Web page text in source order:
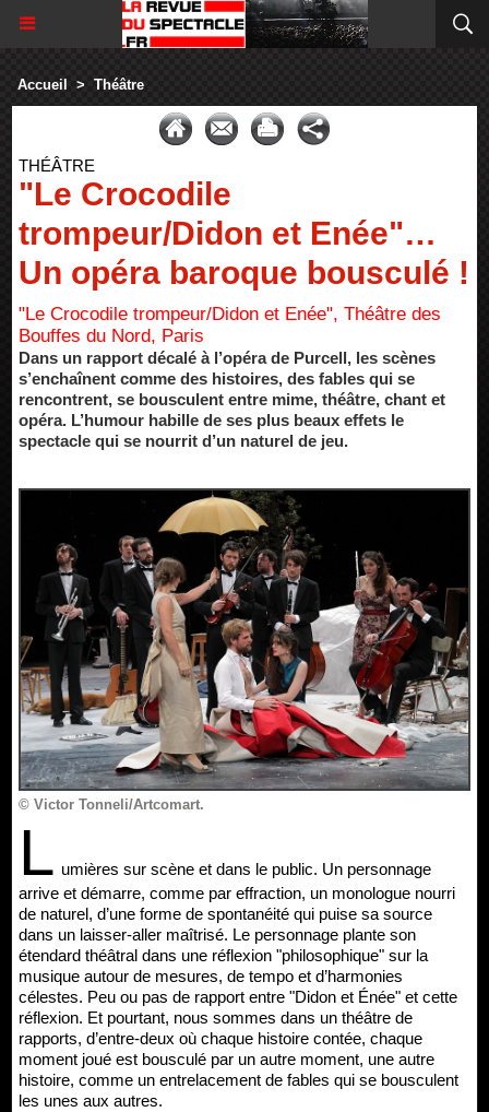
Accueil > Théâtre
THÉÂTRE
"Le Crocodile
trompeur/Didon et Enée"…
Un opéra baroque bousculé !
"Le Crocodile trompeur/Didon et Enée", Théâtre des
Bouffes du Nord, Paris
Dans un rapport décalé à l’opéra de Purcell, les scènes
s’enchaînent comme des histoires, des fables qui se
rencontrent, se bousculent entre mime, théâtre, chant et
opéra. L’humour habille de ses plus beaux effets le
spectacle qui se nourrit d’un naturel de jeu.
© Victor Tonneli/Artcomart.
L umières sur scène et dans le public. Un personnage
arrive et démarre, comme par effraction, un monologue nourri
de naturel, d’une forme de spontanéité qui puise sa source
dans un laisser-aller maîtrisé. Le personnage plante son
étendard théâtral dans une réflexion "philosophique" sur la
musique autour de mesures, de tempo et d’harmonies
célestes. Peu ou pas de rapport entre "Didon et Énée" et cette
réflexion. Et pourtant, nous sommes dans un théâtre de
rapports, d’entre-deux où chaque histoire contée, chaque
moment joué est bousculé par un autre moment, une autre
histoire, comme un entrelacement de fables qui se bousculent
les unes aux autres.